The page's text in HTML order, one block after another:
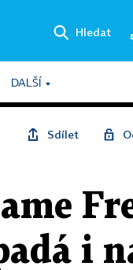
Hledat
DALŠÍ
Sdílet
i